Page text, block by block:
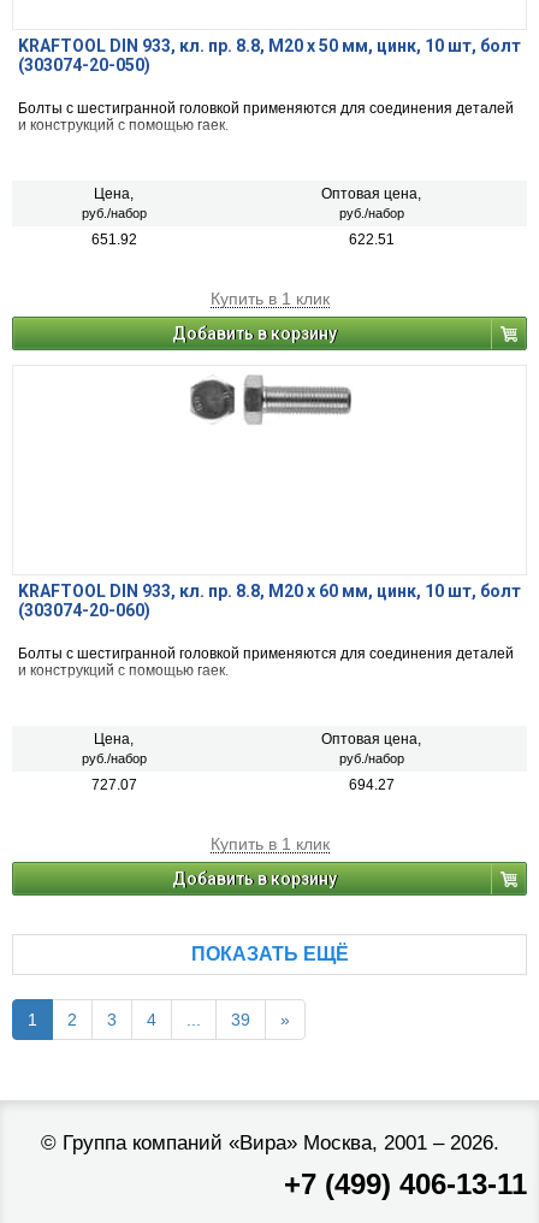
KRAFTOOL DIN 933, кл. пр. 8.8, M20 х 50 мм, цинк, 10 шт, болт
(303074-20-050)
Болты с шестигранной головкой применяются для соединения деталей
и конструкций с помощью гаек.
Цена,
руб./набор
Оптовая цена,
руб./набор
651.92 622.51
Купить в 1 клик
Добавить в корзину
KRAFTOOL DIN 933, кл. пр. 8.8, M20 х 60 мм, цинк, 10 шт, болт
(303074-20-060)
Болты с шестигранной головкой применяются для соединения деталей
и конструкций с помощью гаек.
Цена,
руб./набор
Оптовая цена,
руб./набор
727.07 694.27
Купить в 1 клик
Добавить в корзину
ПОКАЗАТЬ ЕЩЁ
1 2 3 4 ... 39 »
© Группа компаний «Вира»Москва, 2001 – 2026.
+7 (499) 406-13-11